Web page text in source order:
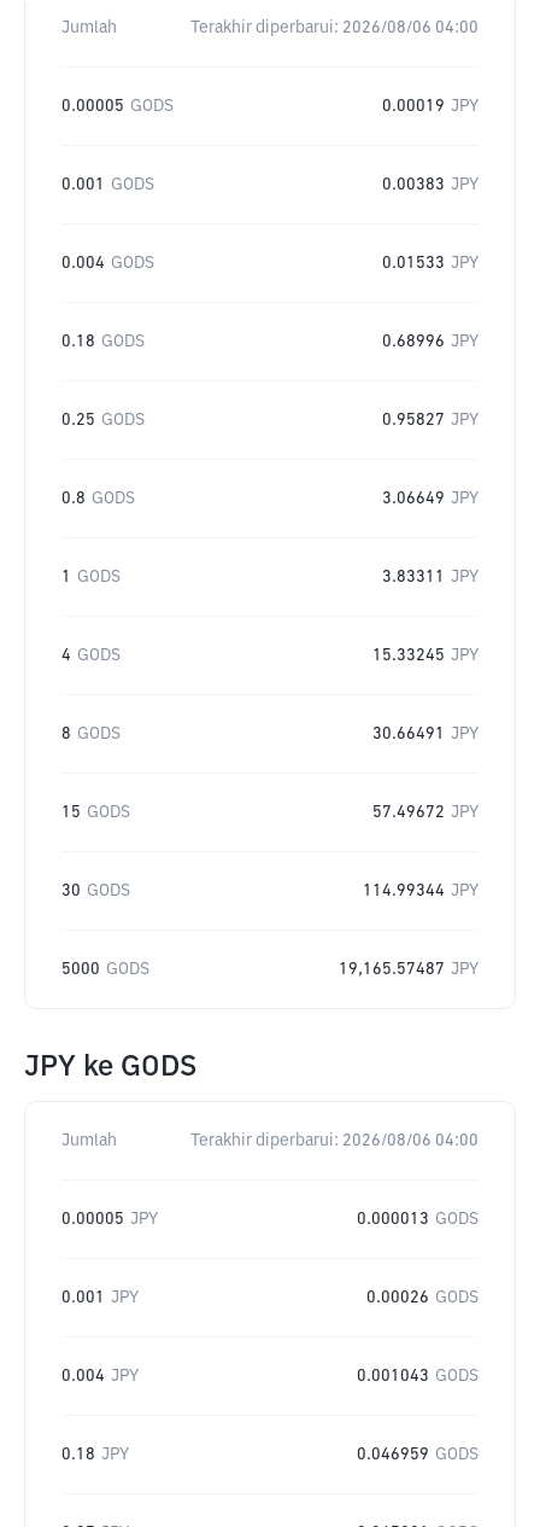
Jumlah Terakhir diperbarui: 2026/08/06 04:00
0.00005 GODS 0.00019 JPY
0.001 GODS 0.00383 JPY
0.004 GODS 0.01533 JPY
0.18 GODS 0.68996 JPY
0.25 GODS 0.95827 JPY
0.8 GODS 3.06649 JPY
1 GODS 3.83311 JPY
4 GODS 15.33245 JPY
8 GODS 30.66491 JPY
15 GODS 57.49672 JPY
30 GODS 114.99344 JPY
5000 GODS 19,165.57487 JPY
JPY ke GODS
Jumlah Terakhir diperbarui: 2026/08/06 04:00
0.00005 JPY 0.000013 GODS
0.001 JPY 0.00026 GODS
0.004 JPY 0.001043 GODS
0.18 JPY 0.046959 GODS